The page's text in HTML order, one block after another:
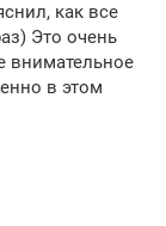
как все
Это очень
внимательное
в этом